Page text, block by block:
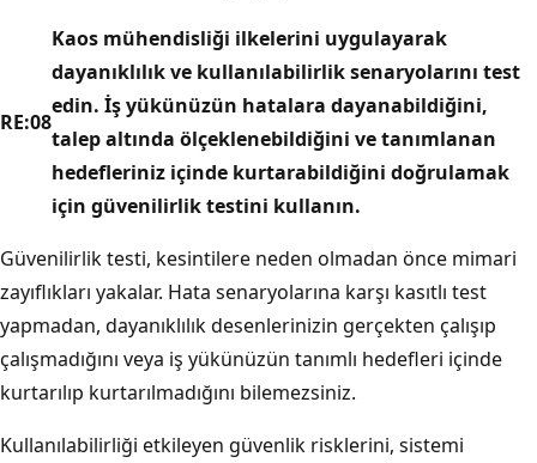
RE:08
Kaos mühendisliği ilkelerini uygulayarak
dayanıklılık ve kullanılabilirlik senaryolarını test
edin. İş yükünüzün hatalara dayanabildiğini,
talep altında ölçeklenebildiğini ve tanımlanan
hedefleriniz içinde kurtarabildiğini doğrulamak
için güvenilirlik testini kullanın.
Güvenilirlik testi, kesintilere neden olmadan önce mimari
zayıflıkları yakalar. Hata senaryolarına karşı kasıtlı test
yapmadan, dayanıklılık desenlerinizin gerçekten çalışıp
çalışmadığını veya iş yükünüzün tanımlı hedefleri içinde
kurtarılıp kurtarılmadığını bilemezsiniz.
Kullanılabilirliği etkileyen güvenlik risklerini, sistemi